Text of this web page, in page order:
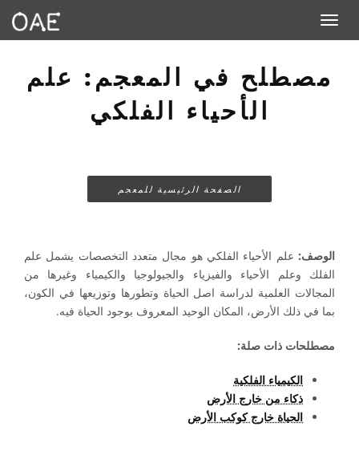
Toggle navigation
مصطلح في المعجم: علم
الأحياء الفلكي
الصفحة الرئيسية للمعجم
الوصف: علم الأحياء الفلكي هو مجال متعدد التخصصات يشمل علم
الفلك وعلم الأحياء والفيزياء والجيولوجيا والكيمياء وغيرها من
المجالات العلمية لدراسة اصل الحياة وتطورها وتوزيعها في الكون،
بما في ذلك الأرض، المكان الوحيد المعروف بوجود الحياة فيه.
مصطلحات ذات صلة:
الكيمياء الفلكية
ذكاء من خارج الأرض
الحياة خارج كوكب الأرض